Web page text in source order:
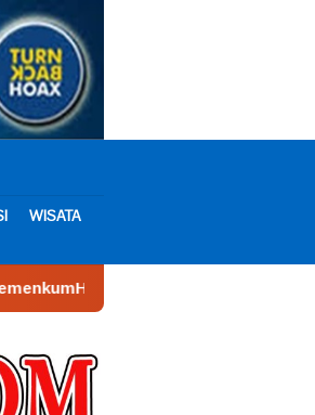
WISATA
– 026590.AH.01.30.___Tahun